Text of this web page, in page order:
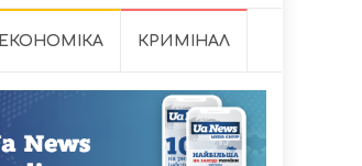
ЕКОНОМІКА КРИМІНАЛ